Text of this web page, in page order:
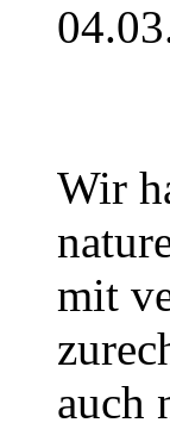
Wir
mit
auch